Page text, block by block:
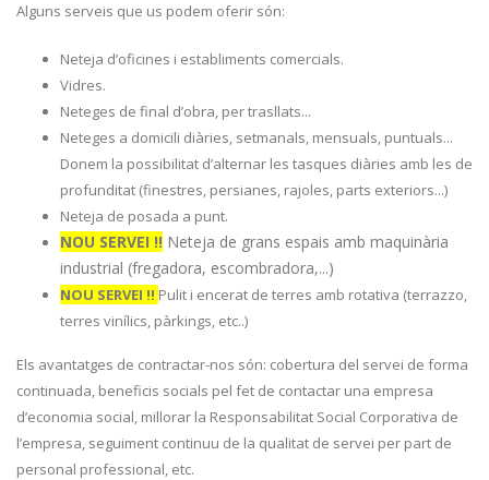
Alguns serveis que us podem oferir són:
Neteja d’oficines i establiments comercials.
Vidres.
Neteges de final d’obra, per trasllats...
Neteges a domicili diàries, setmanals, mensuals, puntuals...
Donem la possibilitat d’alternar les tasques diàries amb les de
profunditat (finestres, persianes, rajoles, parts exteriors...)
Neteja de posada a punt.
NOU SERVEI !! Neteja de grans espais amb maquinària
industrial (fregadora, escombradora,...)
NOU SERVEI !! Pulit i encerat de terres amb rotativa (terrazzo,
terres vinílics, pàrkings, etc..)
Els avantatges de contractar-nos són: cobertura del servei de forma
continuada, beneficis socials pel fet de contactar una empresa
d’economia social, millorar la Responsabilitat Social Corporativa de
l’empresa, seguiment continuu de la qualitat de servei per part de
personal professional, etc.